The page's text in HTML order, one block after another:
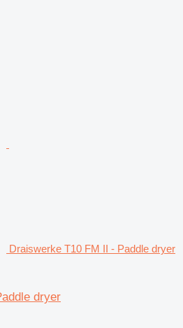
Draiswerke T10 FM II - Paddle dryer
dryer